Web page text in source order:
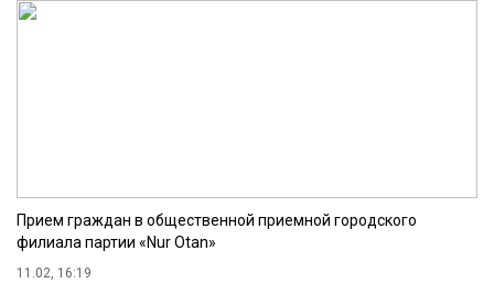
Прием граждан в общественной приемной городского
филиала партии «Nur Otan»
11.02, 16:19